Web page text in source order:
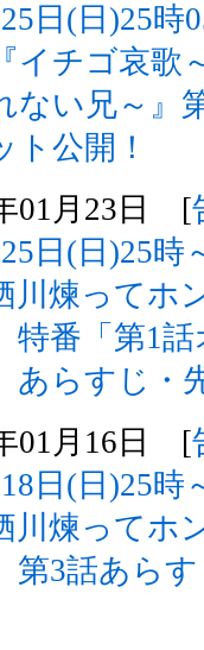
25日(日)25
イチゴ哀歌
ない兄～
ト公開！
01月23日 [
25日(日)25
川煉ってホ
特番「第1
あらすじ・
01月16日 [
18日(日)25
川煉ってホ
第3話あら